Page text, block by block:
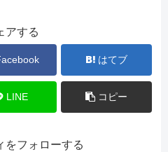
アする
はてブ
LINE コピー
をフォローする